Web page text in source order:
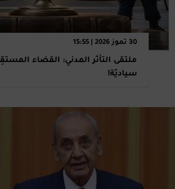
30 تموز 2026 | 15:55
ملتقى التأثر المدني: القضاء
سياديّة!